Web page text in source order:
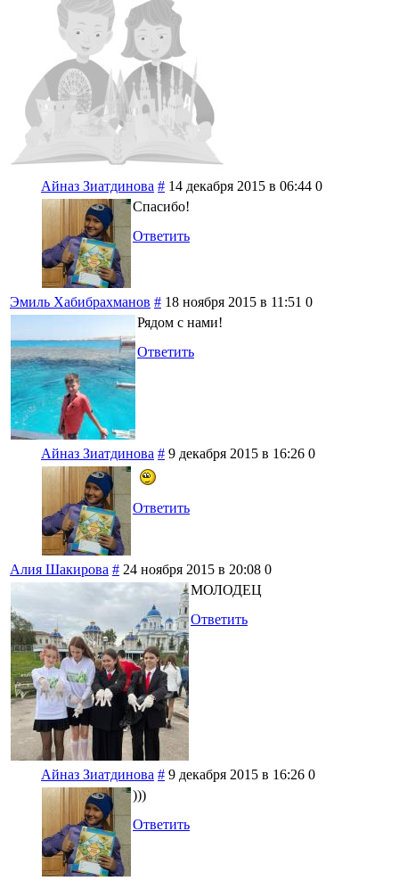
Айназ Зиатдинова # 14 декабря 2015 в 06:44 0
Спасибо!
Ответить
Эмиль Хабибрахманов # 18 ноября 2015 в 11:51 0
Рядом с нами!
Ответить
Айназ Зиатдинова # 9 декабря 2015 в 16:26 0
Ответить
Алия Шакирова # 24 ноября 2015 в 20:08 0
МОЛОДЕЦ
Ответить
Айназ Зиатдинова # 9 декабря 2015 в 16:26 0
)))
Ответить